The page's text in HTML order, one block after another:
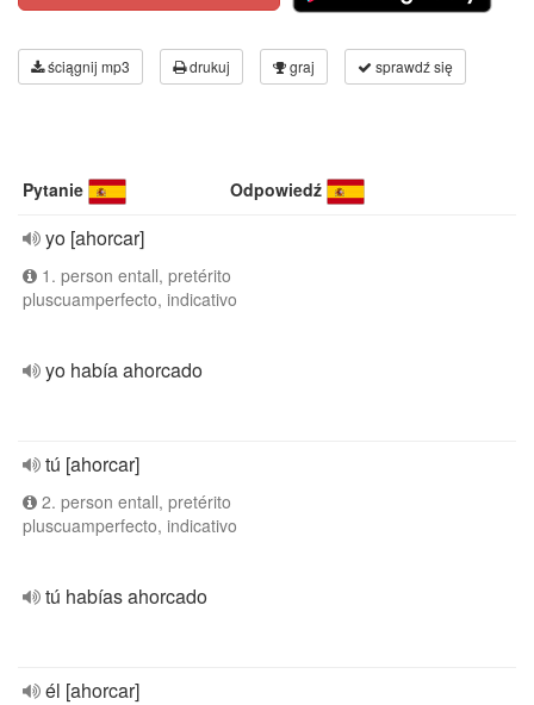
ściągnij mp3 drukuj graj sprawdź się
Pytanie Odpowiedź
yo [ahorcar]
1. person entall, pretérito
pluscuamperfecto, indicativo
yo había ahorcado
tú [ahorcar]
2. person entall, pretérito
pluscuamperfecto, indicativo
tú habías ahorcado
él [ahorcar]